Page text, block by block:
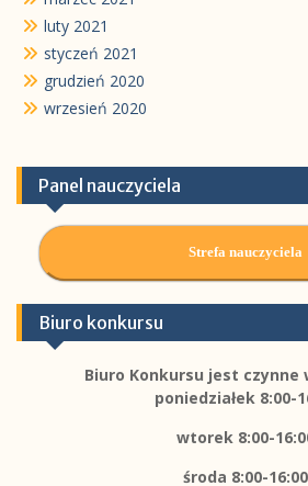
luty 2021
styczeń 2021
grudzień 2020
wrzesień 2020
Panel nauczyciela
Strefa nauczyciela
Biuro konkursu
Biuro Konkursu jest czynne
poniedziałek 8:00-
wtorek 8:00-
środa 8:00-16:00